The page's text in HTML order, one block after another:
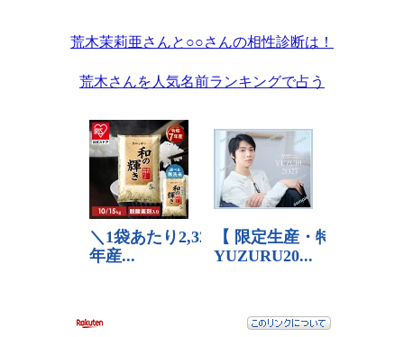
荒木茉莉亜さんと○○さんの相性診断は！
荒木さんを人気名前ランキングで占う